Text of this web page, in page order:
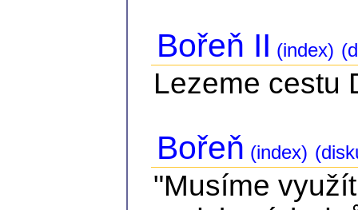
Bořeň II (index)
Lezeme cestu
Bořeň (index)
"Musíme